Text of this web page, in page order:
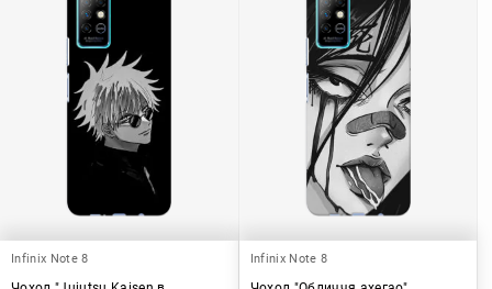
Infinix Note 8 Infinix Note 8